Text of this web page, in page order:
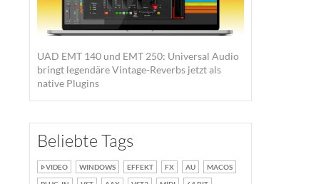
UAD EMT 140 und EMT 250: Universal Audio
bringt legendäre Vintage-Reverbs jetzt als
native Plugins
Beliebte Tags
VIDEO WINDOWS EFFEKT FX AU
MACOS